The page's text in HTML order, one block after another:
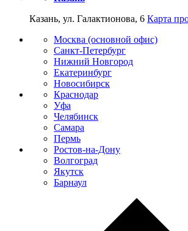
Казань, ул. Галактионова, 6 Карта
Москва (основной офис)
Санкт-Петербург
Нижний Новгород
Екатеринбург
Новосибирск
Краснодар
Уфа
Челябинск
Самара
Пермь
Ростов-на-Дону
Волгоград
Якутск
Барнаул